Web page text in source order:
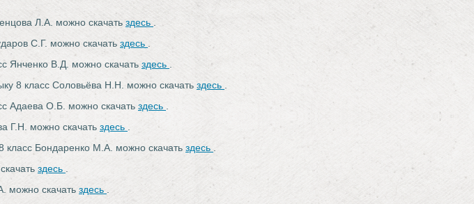
Л.А. можно скачать здесь
С.Г. можно скачать здесь
Янченко В.Д. можно скачать здесь
8 класс Соловьёва Н.Н. можно скачать здесь
Адаева О.Б. можно скачать здесь
Г.Н. можно скачать здесь
класс Бондаренко М.А. можно скачать здесь
здесь
можно скачать здесь